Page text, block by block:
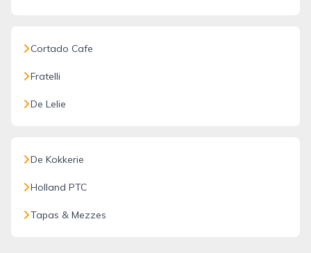
Cortado Cafe
Fratelli
De Lelie
De Kokkerie
Holland PTC
Tapas & Mezzes